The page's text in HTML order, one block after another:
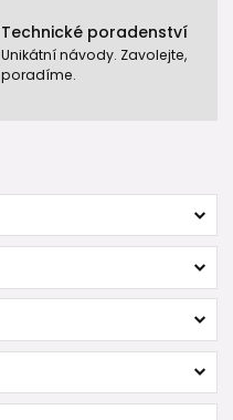
Technické poradenství
Unikátní návody. Zavolejte,
poradíme.